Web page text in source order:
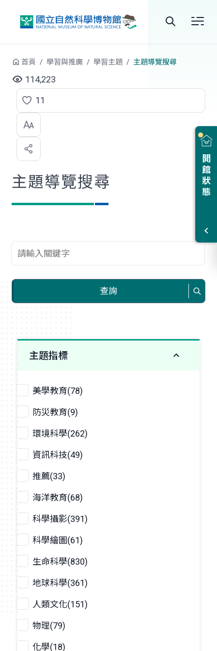
站
尋
開館狀態
首頁 學習與推廣 學習主題 主題導覽搜尋
114,223
點
選
喜
歡
11
主題導覽搜尋
查詢關鍵字
查詢
主題指標
美學教育(78)
防災教育(9)
環境科學(262)
資訊科技(49)
推薦(33)
海洋教育(68)
科學攝影(391)
科學繪圖(61)
生命科學(830)
地球科學(361)
人類文化(151)
物理(79)
化學(18)